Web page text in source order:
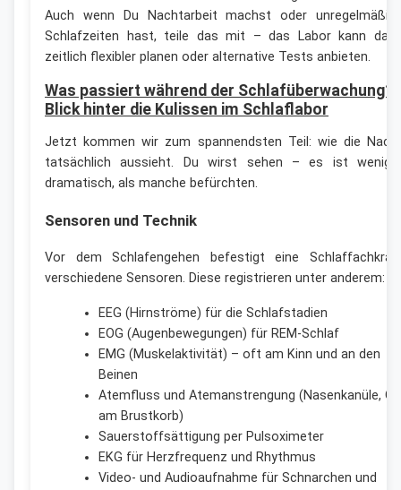
Auch wenn Du Nachtarbeit machst oder
Schlafzeiten hast, teile das mit – das Labor kann
zeitlich flexibler planen oder alternative Tests anbieten.
Was passiert während der Schlafüberwachung?
Blick hinter die Kulissen im Schlaflabor
Jetzt kommen wir zum spannendsten Teil: wie die
tatsächlich aussieht. Du wirst sehen – es ist
dramatisch, als manche befürchten.
Sensoren und Technik
Vor dem Schlafengehen befestigt eine
verschiedene Sensoren. Diese registrieren unter anderem:
EEG (Hirnströme) für die Schlafstadien
EOG (Augenbewegungen) für REM-Schlaf
EMG (Muskelaktivität) – oft am Kinn und an den
Beinen
Atemfluss und Atemanstrengung (Nasenkanüle,
am Brustkorb)
Sauerstoffsättigung per Pulsoximeter
EKG für Herzfrequenz und Rhythmus
Video- und Audioaufnahme für Schnarchen und